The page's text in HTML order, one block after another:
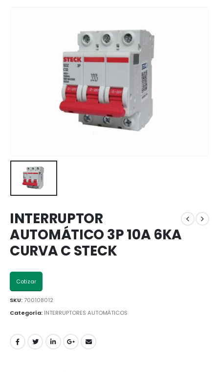
INTERRUPTOR
AUTOMÁTICO 3P 10A 6KA
CURVA C STECK
Cotizar
SKU:700108012
Categoría: INTERRUPTORES AUTOMÁTICOS